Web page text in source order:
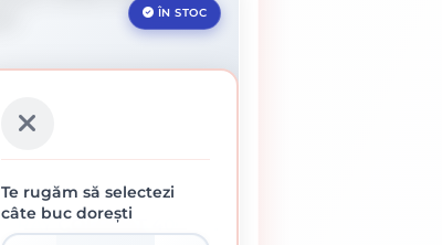
ÎN STOC
SPRAY COLORAT 400 ML
Te rugăm să selectezi
câte buc dorești